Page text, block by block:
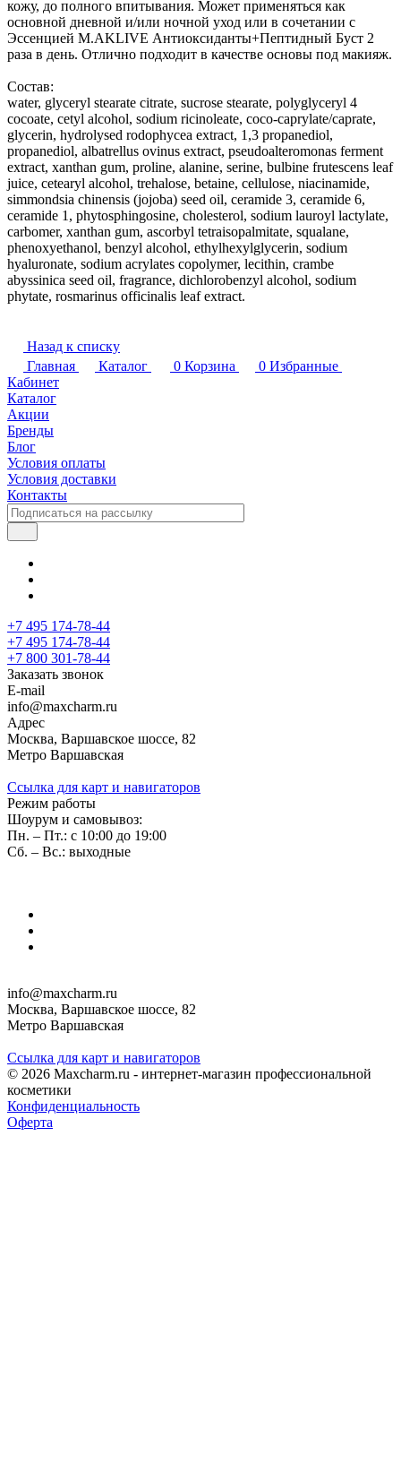
кожу, до полного впитывания. Может применяться как
основной дневной и/или ночной уход или в сочетании с
Эссенцией M.AKLIVE Антиоксиданты+Пептидный Буст 2
раза в день. Отлично подходит в качестве основы под макияж.
Состав:
water, glyceryl stearate citrate, sucrose stearate, polyglyceryl 4
сосоate, cetyl alcohol, sodium ricinoleate, coco-caprylate/caprate,
glycerin, hydrolysed rodophycea extract, 1,3 propanediol,
propanediol, albatrellus ovinus extract, pseudoalteromonas ferment
extract, xanthan gum, proline, alanine, serine, bulbine frutescens leaf
juice, cetearyl alcohol, trehalose, betaine, cellulose, niacinamide,
simmondsia chinensis (jojoba) seed oil, ceramide 3, ceramide 6,
ceramide 1, phytosphingosine, cholesterol, sodium lauroyl lactylate,
carbomer, xanthan gum, ascorbyl tetraisopalmitate, squalane,
phenoxyethanol, benzyl alcohol, ethylhexylglycerin, sodium
hyaluronate, sodium acrylates copolymer, lecithin, crambe
abyssinica seed oil, fragrance, dichlorobenzyl alcohol, sodium
phytate, rosmarinus officinalis leaf extract.
Назад к списку
Главная
Каталог 0 Корзина 0 Избранные
Кабинет
Каталог
Акции
Бренды
Блог
Условия оплаты
Условия доставки
Контакты
+7 495 174-78-44
+7 495 174-78-44
+7 800 301-78-44
Заказать звонок
E-mail
info@maxcharm.ru
Адрес
Москва, Варшавское шоссе, 82
Метро Варшавская
Ссылка для карт и навигаторов
Режим работы
Шоурум и самовывоз:
Пн. – Пт.: с 10:00 до 19:00
Сб. – Вс.: выходные
info@maxcharm.ru
Москва, Варшавское шоссе, 82
Метро Варшавская
Ссылка для карт и навигаторов
© 2026 Maxcharm.ru - интернет-магазин профессиональной
косметики
Конфиденциальность
Оферта